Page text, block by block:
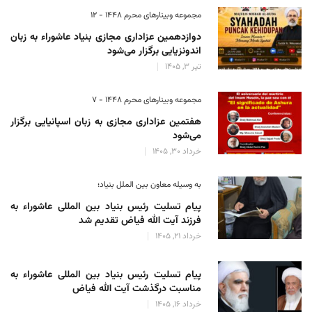
مجموعه وبینارهای محرم 1448 - 12
دوازدهمین عزاداری مجازی بنیاد عاشوراء به زبان
اندونزیایی برگزار می‌شود
تیر 3, 1405
مجموعه وبینارهای محرم 1448 - 7
هفتمین عزاداری مجازی به زبان اسپانیایی برگزار
می‌شود
خرداد 30, 1405
به وسیله معاون بین الملل بنیاد؛
پیام تسلیت رئیس بنیاد بین المللی عاشوراء به
فرزند آیت الله فیاض تقدیم شد
خرداد 21, 1405
پیام تسلیت رئیس بنیاد بین المللی عاشوراء به
مناسبت درگذشت آیت الله فیاض
خرداد 16, 1405